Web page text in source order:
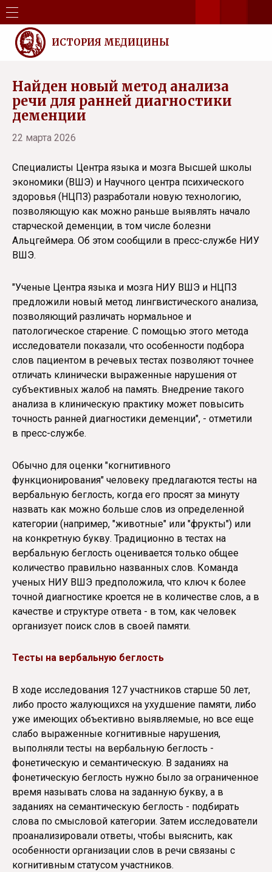
ИСТОРИЯ МЕДИЦИНЫ
Найден новый метод анализа
речи для ранней диагностики
деменции
22 марта 2026
Специалисты Центра языка и мозга Высшей школы
экономики (ВШЭ) и Научного центра психического
здоровья (НЦПЗ) разработали новую технологию,
позволяющую как можно раньше выявлять начало
старческой деменции, в том числе болезни
Альцгеймера. Об этом сообщили в пресс-службе НИУ
ВШЭ.
"Ученые Центра языка и мозга НИУ ВШЭ и НЦПЗ
предложили новый метод лингвистического анализа,
позволяющий различать нормальное и
патологическое старение. С помощью этого метода
исследователи показали, что особенности подбора
слов пациентом в речевых тестах позволяют точнее
отличать клинически выраженные нарушения от
субъективных жалоб на память. Внедрение такого
анализа в клиническую практику может повысить
точность ранней диагностики деменции", - отметили
в пресс-службе.
Обычно для оценки "когнитивного
функционирования" человеку предлагаются тесты на
вербальную беглость, когда его просят за минуту
назвать как можно больше слов из определенной
категории (например, "животные" или "фрукты") или
на конкретную букву. Традиционно в тестах на
вербальную беглость оценивается только общее
количество правильно названных слов. Команда
ученых НИУ ВШЭ предположила, что ключ к более
точной диагностике кроется не в количестве слов, а в
качестве и структуре ответа - в том, как человек
организует поиск слов в своей памяти.
Тесты на вербальную беглость
В ходе исследования 127 участников старше 50 лет,
либо просто жалующихся на ухудшение памяти, либо
уже имеющих объективно выявляемые, но все еще
слабо выраженные когнитивные нарушения,
выполняли тесты на вербальную беглость -
фонетическую и семантическую. В заданиях на
фонетическую беглость нужно было за ограниченное
время называть слова на заданную букву, а в
заданиях на семантическую беглость - подбирать
слова по смысловой категории. Затем исследователи
проанализировали ответы, чтобы выяснить, как
особенности организации слов в речи связаны с
когнитивным статусом участников.